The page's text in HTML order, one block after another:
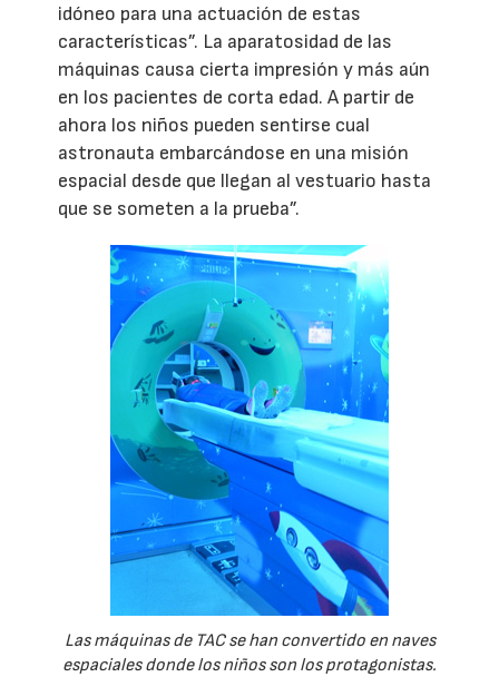
idóneo para una actuación de estas
características”. La aparatosidad de las
máquinas causa cierta impresión y más aún
en los pacientes de corta edad. A partir de
ahora los niños pueden sentirse cual
astronauta embarcándose en una misión
espacial desde que llegan al vestuario hasta
que se someten a la prueba”.
Las máquinas de TAC se han convertido en naves
espaciales donde los niños son los protagonistas.